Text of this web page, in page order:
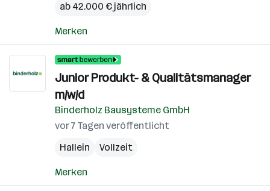
ab 42.000 € jährlich
Merken
Junior Produkt- & Qualitätsmanager
m/w/d
Binderholz Bausysteme GmbH
vor 7 Tagen veröffentlicht
Hallein
Vollzeit
Merken